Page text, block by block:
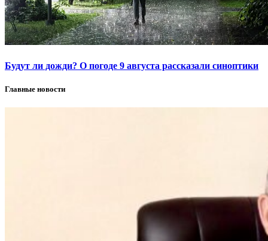
Будут ли дожди? О погоде 9 августа рассказали синоптики
Главные новости